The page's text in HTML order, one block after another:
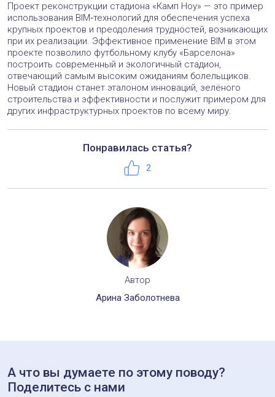
Проект реконструкции стадиона «Камп Ноу» — это пример
использования BIM‑технологий для обеспечения успеха
крупных проектов и преодоления трудностей, возникающих
при их реализации. Эффективное применение BIM в этом
проекте позволило футбольному клубу «Барселона»
построить современный и экологичный стадион,
отвечающий самым высоким ожиданиям болельщиков.
Новый стадион станет эталоном инноваций, зелёного
строительства и эффективности и послужит примером для
других инфраструктурных проектов по всему миру.
+7 (495) 221-50-56
Понравилась статья?
Нравится
2
Автор
Арина Заболотнева
А что вы думаете по этому поводу?
Поделитесь с нами